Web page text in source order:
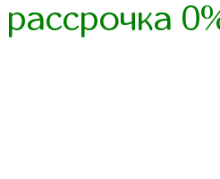
рассрочка